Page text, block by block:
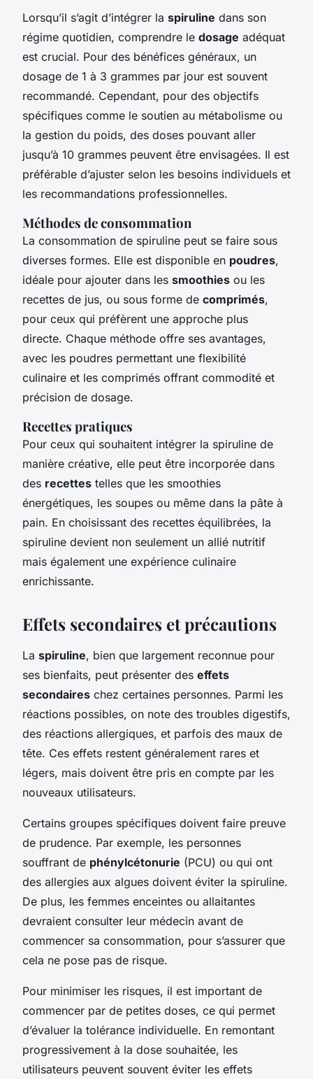
Lorsqu’il s’agit d’intégrer la spiruline dans son
régime quotidien, comprendre le dosage adéquat
est crucial. Pour des bénéfices généraux, un
dosage de 1 à 3 grammes par jour est souvent
recommandé. Cependant, pour des objectifs
spécifiques comme le soutien au métabolisme ou
la gestion du poids, des doses pouvant aller
jusqu’à 10 grammes peuvent être envisagées. Il est
préférable d’ajuster selon les besoins individuels et
les recommandations professionnelles.
Méthodes de consommation
La consommation de spiruline peut se faire sous
diverses formes. Elle est disponible en poudres,
idéale pour ajouter dans les smoothies ou les
recettes de jus, ou sous forme de comprimés,
pour ceux qui préfèrent une approche plus
directe. Chaque méthode offre ses avantages,
avec les poudres permettant une flexibilité
culinaire et les comprimés offrant commodité et
précision de dosage.
Recettes pratiques
Pour ceux qui souhaitent intégrer la spiruline de
manière créative, elle peut être incorporée dans
des recettes telles que les smoothies
énergétiques, les soupes ou même dans la pâte à
pain. En choisissant des recettes équilibrées, la
spiruline devient non seulement un allié nutritif
mais également une expérience culinaire
enrichissante.
Effets secondaires et précautions
La spiruline, bien que largement reconnue pour
ses bienfaits, peut présenter des effets
secondaires chez certaines personnes. Parmi les
réactions possibles, on note des troubles digestifs,
des réactions allergiques, et parfois des maux de
tête. Ces effets restent généralement rares et
légers, mais doivent être pris en compte par les
nouveaux utilisateurs.
Certains groupes spécifiques doivent faire preuve
de prudence. Par exemple, les personnes
souffrant de phénylcétonurie (PCU) ou qui ont
des allergies aux algues doivent éviter la spiruline.
De plus, les femmes enceintes ou allaitantes
devraient consulter leur médecin avant de
commencer sa consommation, pour s’assurer que
cela ne pose pas de risque.
Pour minimiser les risques, il est important de
commencer par de petites doses, ce qui permet
d’évaluer la tolérance individuelle. En remontant
progressivement à la dose souhaitée, les
utilisateurs peuvent souvent éviter les effets